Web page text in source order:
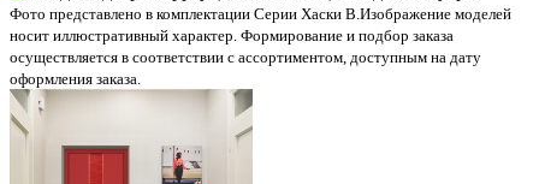
Фото представлено в комплектации Серии Хаски В.Изображение моделей
носит иллюстративный характер. Формирование и подбор заказа
осуществляется в соответствии с ассортиментом, доступным на дату
оформления заказа.